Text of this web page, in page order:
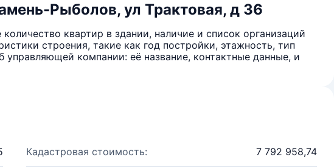
Рыболов, ул Трактовая, д 36
квартир в здании, наличие и список организаций
строения, такие как год постройки, этажность, тип
компании: её название, контактные данные, и
Кадастровая стоимость: 7 792 958,74